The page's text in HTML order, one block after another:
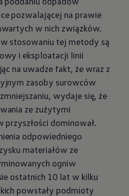
pozwalającej na prawie
w nich związków.
w stosowaniu tej metody są
i eksploatacji linii
na uwadze fakt, że wraz z
zasoby surowców
wydaje się, że
ze zużytymi
przyszłości dominował.
odpowiedniego
materiałów ze
ogniw
ostatnich 10 lat w kilku
powstały podmioty